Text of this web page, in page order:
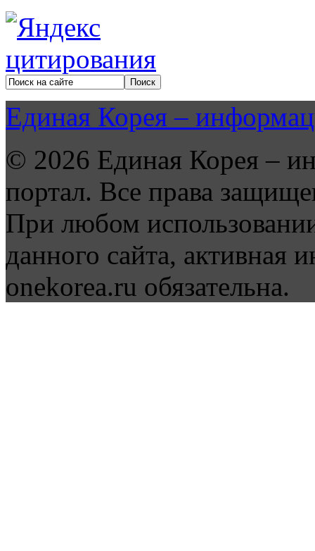
Единая Корея –
© 2026 Единая Корея –
портал. Все права
При любом
данного сайта, активная
onekorea.ru обязательна.